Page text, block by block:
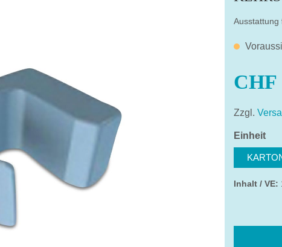
Ausstattung
CHF
Zzgl.
Einheit
Inhalt / VE: